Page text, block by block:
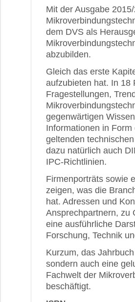
Mit der Ausgabe
dem DVS als
abzubilden.
Gleich das erste
aufzubieten hat. In 18
Fragestellungen,
gegenwärtigen
Informationen in
geltenden
dazu natürlich auch
IPC-Richtlinien.
Firmenporträts sowie
zeigen, was die
hat. Adressen und
Ansprechpartnern, zu
eine ausführliche
Forschung, Technik
Kurzum, das
sondern auch eine
Fachwelt der
beschäftigt.